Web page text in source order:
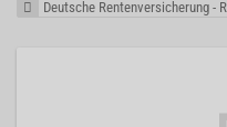
Deutsche Rentenversicherung -